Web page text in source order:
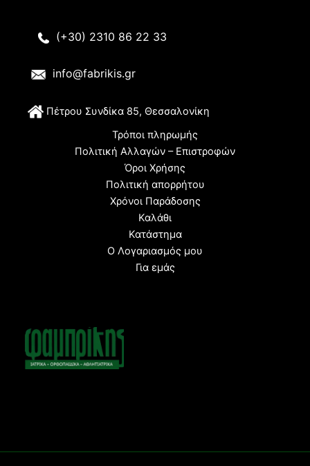
(+30) 2310 86 22 33
info@fabrikis.gr
Πέτρου Συνδίκα 85, Θεσσαλονίκη
Τρόποι πληρωμής
Πολιτική Αλλαγών – Επιστροφών
Όροι Χρήσης
Πολιτική απορρήτου
Χρόνοι Παράδοσης
Καλάθι
Κατάστημα
Ο Λογαριασμός μου
Για εμάς